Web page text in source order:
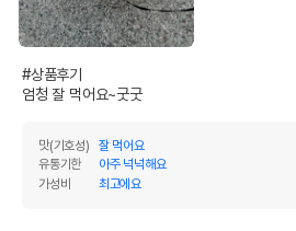
#상품후기
엄청 잘 먹어요~굿굿
맛(기호성)
잘 먹어요
유통기한
아주 넉넉해요
가성비
최고에요